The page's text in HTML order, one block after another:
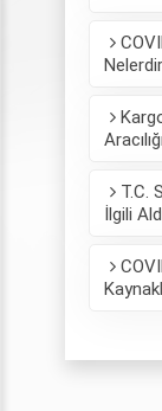
T.C.
İlgili